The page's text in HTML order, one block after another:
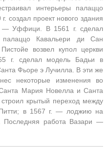
интерьеры палаццо
создал проект нового здания
— Уффици. В 1561 г. сделал
палаццо Кавальери ди Сан
возвел купол церкви
г. сделал модель Бадьи в
Фьоре э Лучилла. В эти же
некоторые изменения во
Мария Новелла и Санта
крытый переход между
в 1567 г. — лоджию на
Последняя работа Вазари —